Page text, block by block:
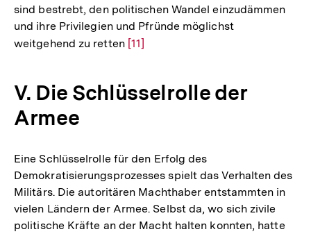
sind bestrebt, den politischen Wandel einzudämmen
und ihre Privilegien und Pfründe möglichst
weitgehend zu retten Zur
Fußnote
[11]
V. Die Schlüsselrolle der
Armee
Eine Schlüsselrolle für den Erfolg des
Demokratisierungsprozesses spielt das Verhalten des
Militärs. Die autoritären Machthaber entstammten in
vielen Ländern der Armee. Selbst da, wo sich zivile
politische Kräfte an der Macht halten konnten, hatte